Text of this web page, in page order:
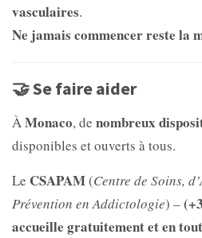
vasculaires.
Ne jamais commencer reste la
🤝 Se faire aider
À Monaco, de nombreux
disponibles et ouverts à tous.
Le CSAPAM(Centre de Soins,
Prévention en Addictologie) –
accueille gratuitement et en